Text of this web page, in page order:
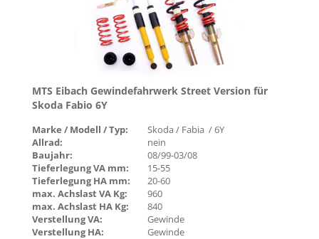
MTS Eibach Gewindefahrwerk Street Version für
Skoda Fabio 6Y
Marke / Modell / Typ:
Skoda / Fabia / 6Y
Allrad:
nein
Baujahr:
08/99-03/08
Tieferlegung VA mm:
15-55
Tieferlegung HA mm:
20-60
max. Achslast VA Kg:
960
max. Achslast HA Kg:
840
Verstellung VA:
Gewinde
Verstellung HA:
Gewinde